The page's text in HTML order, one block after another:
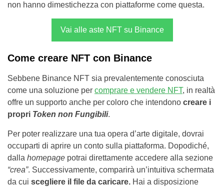
non hanno dimestichezza con piattaforme come questa.
Vai alle aste NFT su Binance
Come creare NFT con Binance
Sebbene Binance NFT sia prevalentemente conosciuta
come una soluzione per comprare e vendere NFT, in realtà
offre un supporto anche per coloro che intendono creare i
propri Token non Fungibili.
Per poter realizzare una tua opera d’arte digitale, dovrai
occuparti di aprire un conto sulla piattaforma. Dopodiché,
dalla homepage potrai direttamente accedere alla sezione
“crea”. Successivamente, comparirà un’intuitiva schermata
da cui scegliere il file da caricare. Hai a disposizione